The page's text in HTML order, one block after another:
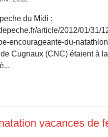
du Midi :
article/2012/01/31/
encourageante-du-
Cugnaux (CNC) étaient à
vacances de